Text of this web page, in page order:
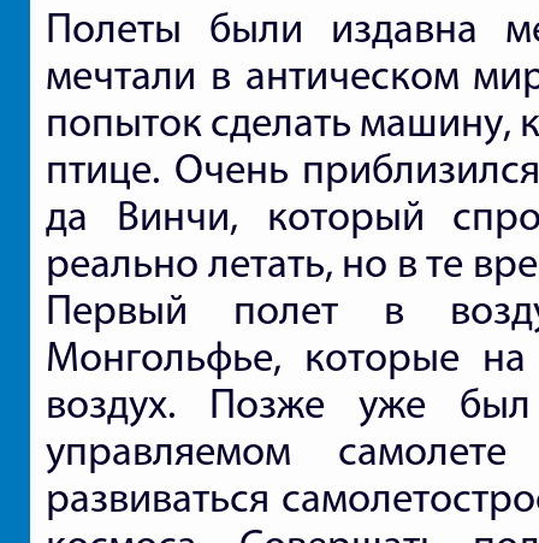
Полеты были издавна
мечтали в антическом
попыток сделать машину,
птице. Очень
да Винчи, который
реально летать, но в те
Первый полет в
Монгольфье, которые
воздух. Позже уже
управляемом
развиваться